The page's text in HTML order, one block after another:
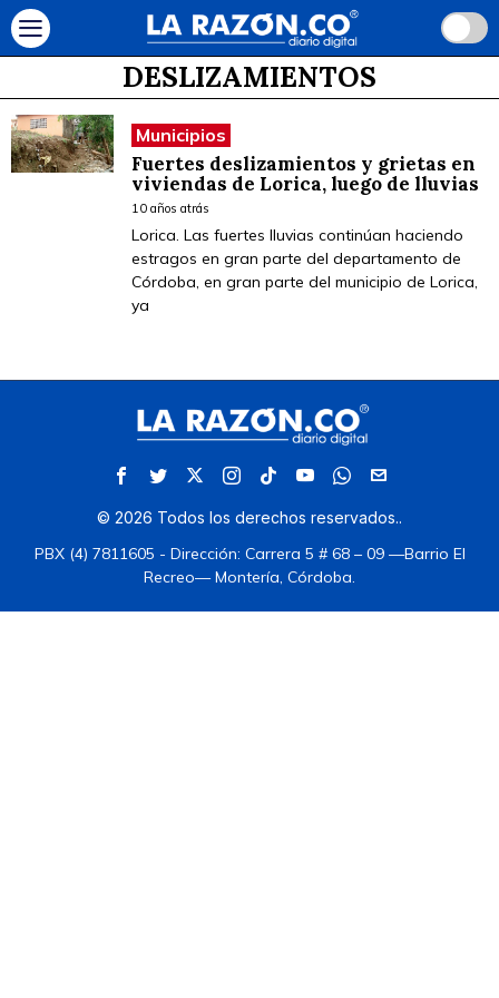
DESLIZAMIENTOS
Municipios
Fuertes deslizamientos y grietas en
viviendas de Lorica, luego de lluvias
10 años atrás
Lorica. Las fuertes lluvias continúan haciendo
estragos en gran parte del departamento de
Córdoba, en gran parte del municipio de Lorica,
ya
© 2026 Todos los derechos reservados..
PBX (4) 7811605 - Dirección: Carrera 5 # 68 – 09 —Barrio El
Recreo— Montería, Córdoba.